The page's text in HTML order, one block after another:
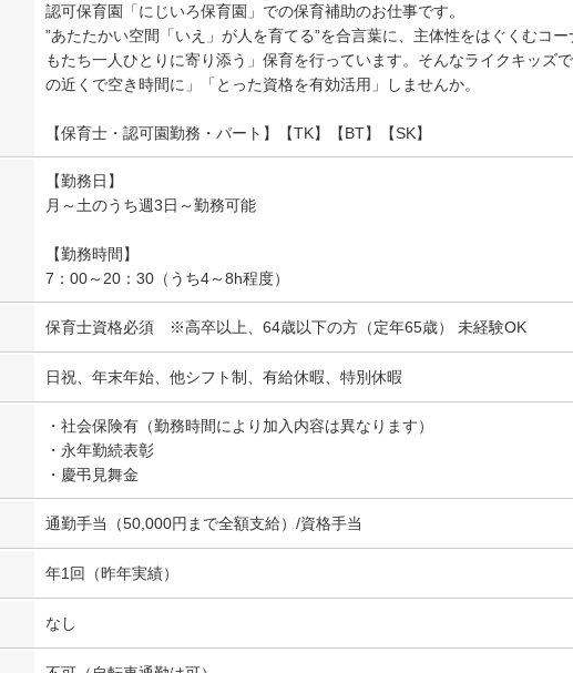
認可保育園「にじいろ保育園」での保育補助のお仕事です。
”あたたかい空間「いえ」が人を育てる”を合言葉に、主体性をはぐくむコ
もたち一人ひとりに寄り添う」保育を行っています。そんなライクキッズ
の近くで空き時間に」「とった資格を有効活用」しませんか。
【保育士・認可園勤務・パート】【TK】【BT】【SK】
【勤務日】
月～土のうち週3日～勤務可能
【勤務時間】
7：00～20：30（うち4～8h程度）
保育士資格必須 ※高卒以上、64歳以下の方（定年65歳） 未経験OK
日祝、年末年始、他シフト制、有給休暇、特別休暇
・社会保険有（勤務時間により加入内容は異なります）
・永年勤続表彰
・慶弔見舞金
通勤手当（50,000円まで全額支給）/資格手当
年1回（昨年実績）
なし